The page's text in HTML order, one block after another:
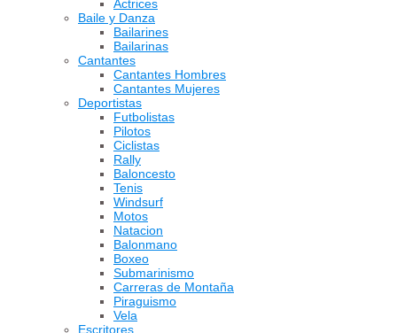
Actrices
Baile y Danza
Bailarines
Bailarinas
Cantantes
Cantantes Hombres
Cantantes Mujeres
Deportistas
Futbolistas
Pilotos
Ciclistas
Rally
Baloncesto
Tenis
Windsurf
Motos
Natacion
Balonmano
Boxeo
Submarinismo
Carreras de Montaña
Piraguismo
Vela
Escritores